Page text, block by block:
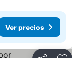
Ver precios